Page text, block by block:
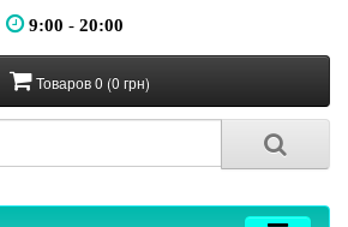
9:00 - 20:00
Товаров 0 (0 грн)